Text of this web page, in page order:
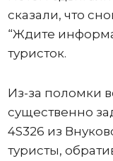
сказали, что
“Ждите
туристок.
Из-за поломки
существенно
4S326 из
туристы,